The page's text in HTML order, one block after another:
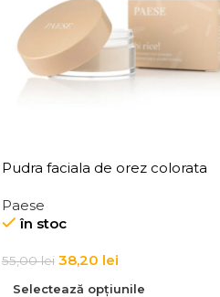
Pudra faciala de orez colorata
Powder 10g
Paese
în stoc
55,00lei 38,20 lei
Selectează opțiunile